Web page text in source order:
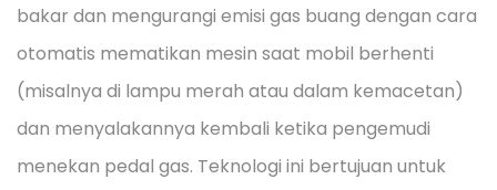
bakar dan mengurangi emisi gas buang dengan cara
otomatis mematikan mesin saat mobil berhenti
(misalnya di lampu merah atau dalam kemacetan)
dan menyalakannya kembali ketika pengemudi
menekan pedal gas. Teknologi ini bertujuan untuk